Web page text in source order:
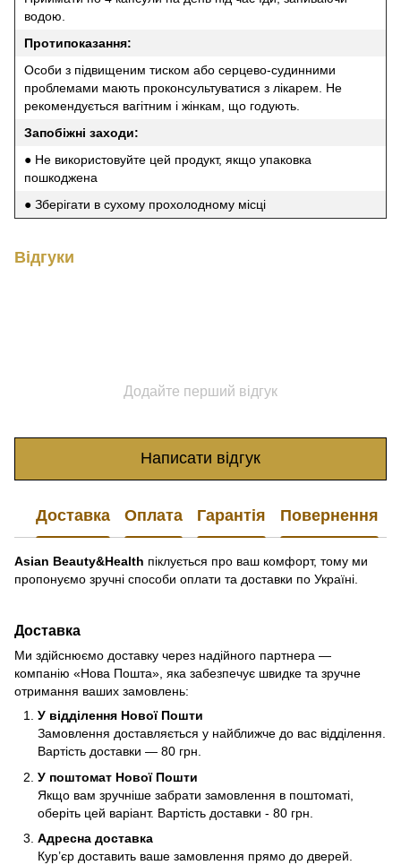
водою.
Протипоказання:
Особи з підвищеним тиском або серцево-судинними
проблемами мають проконсультуватися з лікарем. Не
рекомендується вагітним і жінкам, що годують.
Запобіжні заходи:
● Не використовуйте цей продукт, якщо упаковка
пошкоджена
● Зберігати в сухому прохолодному місці
Відгуки
Додайте перший відгук
Написати відгук
Доставка Оплата Гарантія Повернення
Asian Beauty&Health піклується про ваш комфорт, тому ми
пропонуємо зручні способи оплати та доставки по Україні.
Доставка
Ми здійснюємо доставку через надійного партнера —
компанію «Нова Пошта», яка забезпечує швидке та зручне
отримання ваших замовлень:
У відділення Нової Пошти
Замовлення доставляється у найближче до вас відділення.
Вартість доставки — 80 грн.
У поштомат Нової Пошти
Якщо вам зручніше забрати замовлення в поштоматі,
оберіть цей варіант. Вартість доставки - 80 грн.
Адресна доставка
Кур’єр доставить ваше замовлення прямо до дверей.